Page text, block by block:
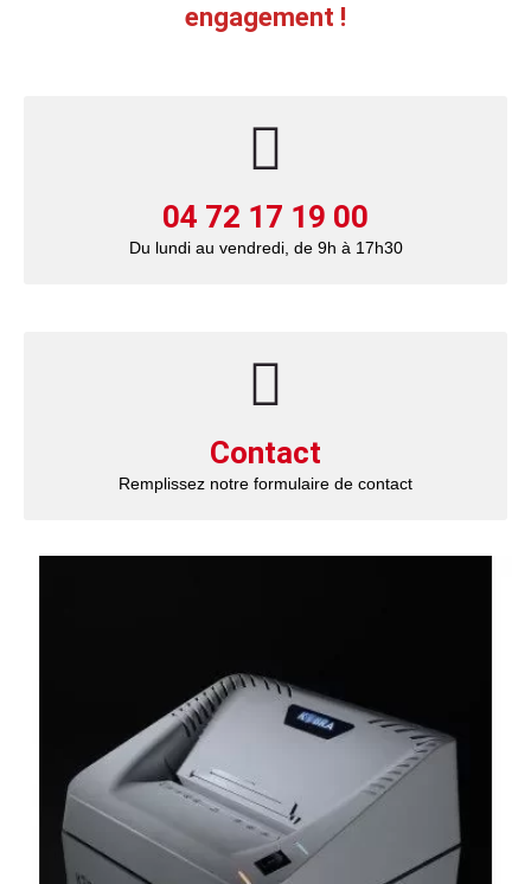
engagement !
04 72 17 19 00
Du lundi au vendredi, de 9h à 17h30
Contact
Remplissez notre formulaire de contact